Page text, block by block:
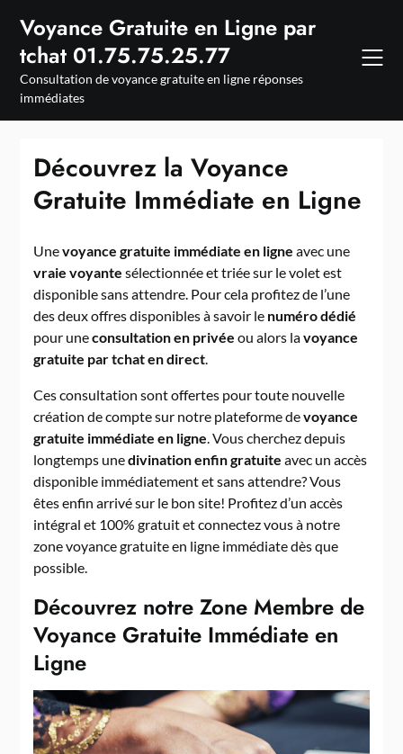
content
Voyance Gratuite en Ligne par
tchat 01.75.75.25.77
Consultation de voyance gratuite en ligne réponses
immédiates
Découvrez la Voyance
Gratuite Immédiate en Ligne
Unevoyance gratuite immédiate en ligne avec une
vraie voyante sélectionnée et triée sur le volet est
disponible sans attendre. Pour cela profitez de l’une
des deux offres disponibles à savoir le numéro dédié
pour uneconsultation en privée ou alors lavoyance
gratuite par tchat en direct.
Ces consultation sont offertes pour toute nouvelle
création de compte sur notre plateforme devoyance
gratuite immédiate en ligne. Vous cherchez depuis
longtemps unedivination enfin gratuite avec un accès
disponible immédiatement et sans attendre? Vous
êtes enfin arrivé sur le bon site! Profitez d’un accès
intégral et 100% gratuit et connectez vous à notre
zone voyance gratuite en ligne immédiate dès que
possible.
Découvrez notre Zone Membre de
Voyance Gratuite Immédiate en
Ligne